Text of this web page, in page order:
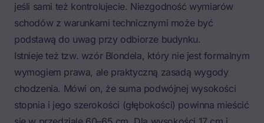
jeśli sami też kontrolujecie. Niezgodność wymiarów
schodów z warunkami technicznymi może być
podstawą do uwag przy odbiorze budynku.
Istnieje też tzw. wzór Blondela, który nie jest formalnym
wymogiem prawa, ale praktyczną zasadą wygody
chodzenia. Mówi on, że suma podwójnej wysokości
stopnia i jego szerokości (głębokości) powinna mieścić